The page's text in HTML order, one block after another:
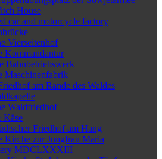
House
car and motorcycle factory
Vierseitenhof
Kommandantur
Bahnbetriebswerk
Maschinenfabrik
am Rande des Waldes
Waldfriedhof
Friedhof am Hang
Kirche zur Jungfrau Maria
MDCLXXXIII